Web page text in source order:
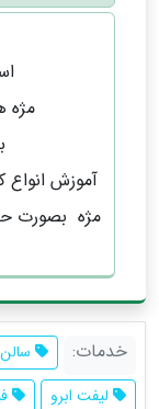
مژه
آموزش
مژه بصورت
خدمات:
لیفت ابرو